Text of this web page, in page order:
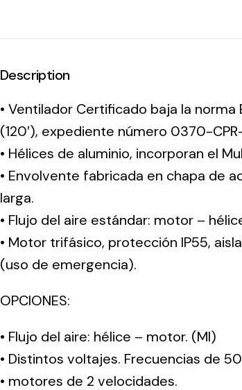
Description
• Ventilador Certificado baja la
(120′), expediente número 0370-
• Hélices de aluminio, incorporan el
• Envolvente fabricada en chapa de
larga.
• Flujo del aire estándar: motor –
• Motor trifásico, protección IP55,
(uso de emergencia).
OPCIONES:
• Flujo del aire: hélice – motor. (MI)
• Distintos voltajes. Frecuencias de
• motores de 2 velocidades.